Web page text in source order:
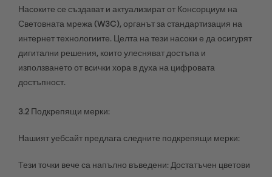
Насоките се създават и актуализират от Консорциум на
Световната мрежа (W3C), органът за стандартизация на
интернет технологиите. Целта на тези насоки е да осигурят
дигитални решения, които улесняват достъпа и
използването от всички хора в духа на цифровата
достъпност.
3.2 Подкрепящи мерки:
Нашият уебсайт предлага следните подкрепящи мерки:
Тези точки вече са напълно въведени: Достатъчен цветови